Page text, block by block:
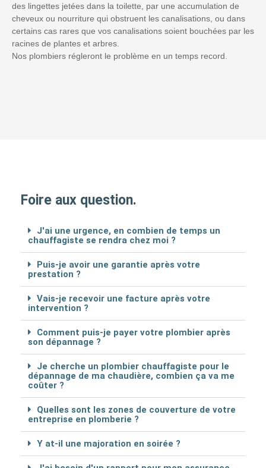
des lingettes jetées dans la toilette, par une accumulation de
cheveux ou nourriture qui obstruent les canalisations, ou dans
certains cas rares que vos canalisations soient bouchées par les
racines de plantes et arbres.
Nos plombiers régleront le problème en un temps record.
Foire aux question.
J'ai une urgence, en combien de temps un
chauffagiste se rendra chez moi ?
Puis-je avoir une garantie après votre
prestation ?
Vais-je recevoir une facture après votre
intervention ?
Comment puis-je payer votre plombier après
son dépannage ?
Je cherche un plombier chauffagiste pour le
dépannage de ma chaudière, combien ça va me
coûter ?
Quelles sont les zones de couverture de votre
entreprise en plomberie ?
Y at-il une majoration en soirée ?